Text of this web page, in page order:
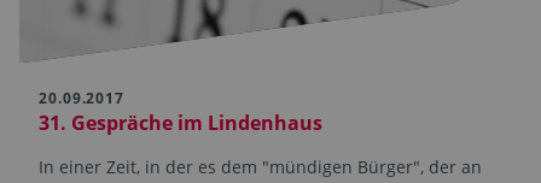
20.09.2017
31. Gespräche im Lindenhaus
In einer Zeit, in der es dem "mündigen Bürger", der an